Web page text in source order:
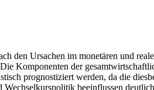
den Ursachen im monetären und
Komponenten der
prognostiziert werden, da die
beeinflussen